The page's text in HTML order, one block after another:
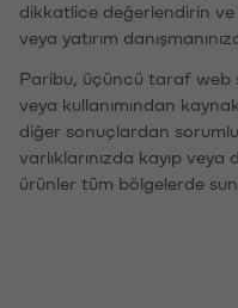
dikkatlice değerlendirin
veya yatırım
Paribu, üçüncü taraf web
veya kullanımından
diğer sonuçlardan sorumlu
varlıklarınızda kayıp
ürünler tüm bölgelerde